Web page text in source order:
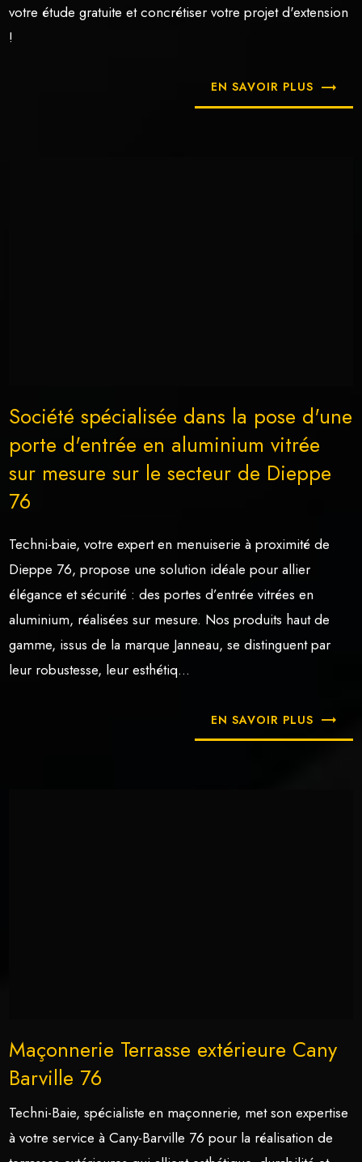
votre étude gratuite et concrétiser votre projet d'extension
!
EN SAVOIR PLUS
Société spécialisée dans la pose d'une
porte d'entrée en aluminium vitrée
sur mesure sur le secteur de Dieppe
76
Techni-baie, votre expert en menuiserie à proximité de
Dieppe 76, propose une solution idéale pour allier
élégance et sécurité : des portes d’entrée vitrées en
aluminium, réalisées sur mesure. Nos produits haut de
gamme, issus de la marque Janneau, se distinguent par
leur robustesse, leur esthétiq...
EN SAVOIR PLUS
Maçonnerie Terrasse extérieure Cany
Barville 76
Techni-Baie, spécialiste en maçonnerie, met son expertise
à votre service à Cany-Barville 76 pour la réalisation de